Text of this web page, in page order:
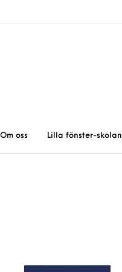
Om oss Lilla fönster-skolan